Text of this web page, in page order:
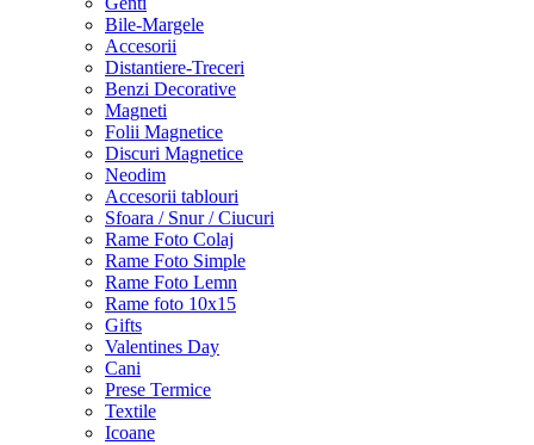
Bile-Margele
Accesorii
Distantiere-Treceri
Benzi Decorative
Magneti
Folii Magnetice
Discuri Magnetice
Neodim
Accesorii tablouri
Sfoara / Snur / Ciucuri
Rame Foto Colaj
Rame Foto Simple
Rame Foto Lemn
Rame foto 10x15
Gifts
Valentines Day
Cani
Prese Termice
Textile
Icoane